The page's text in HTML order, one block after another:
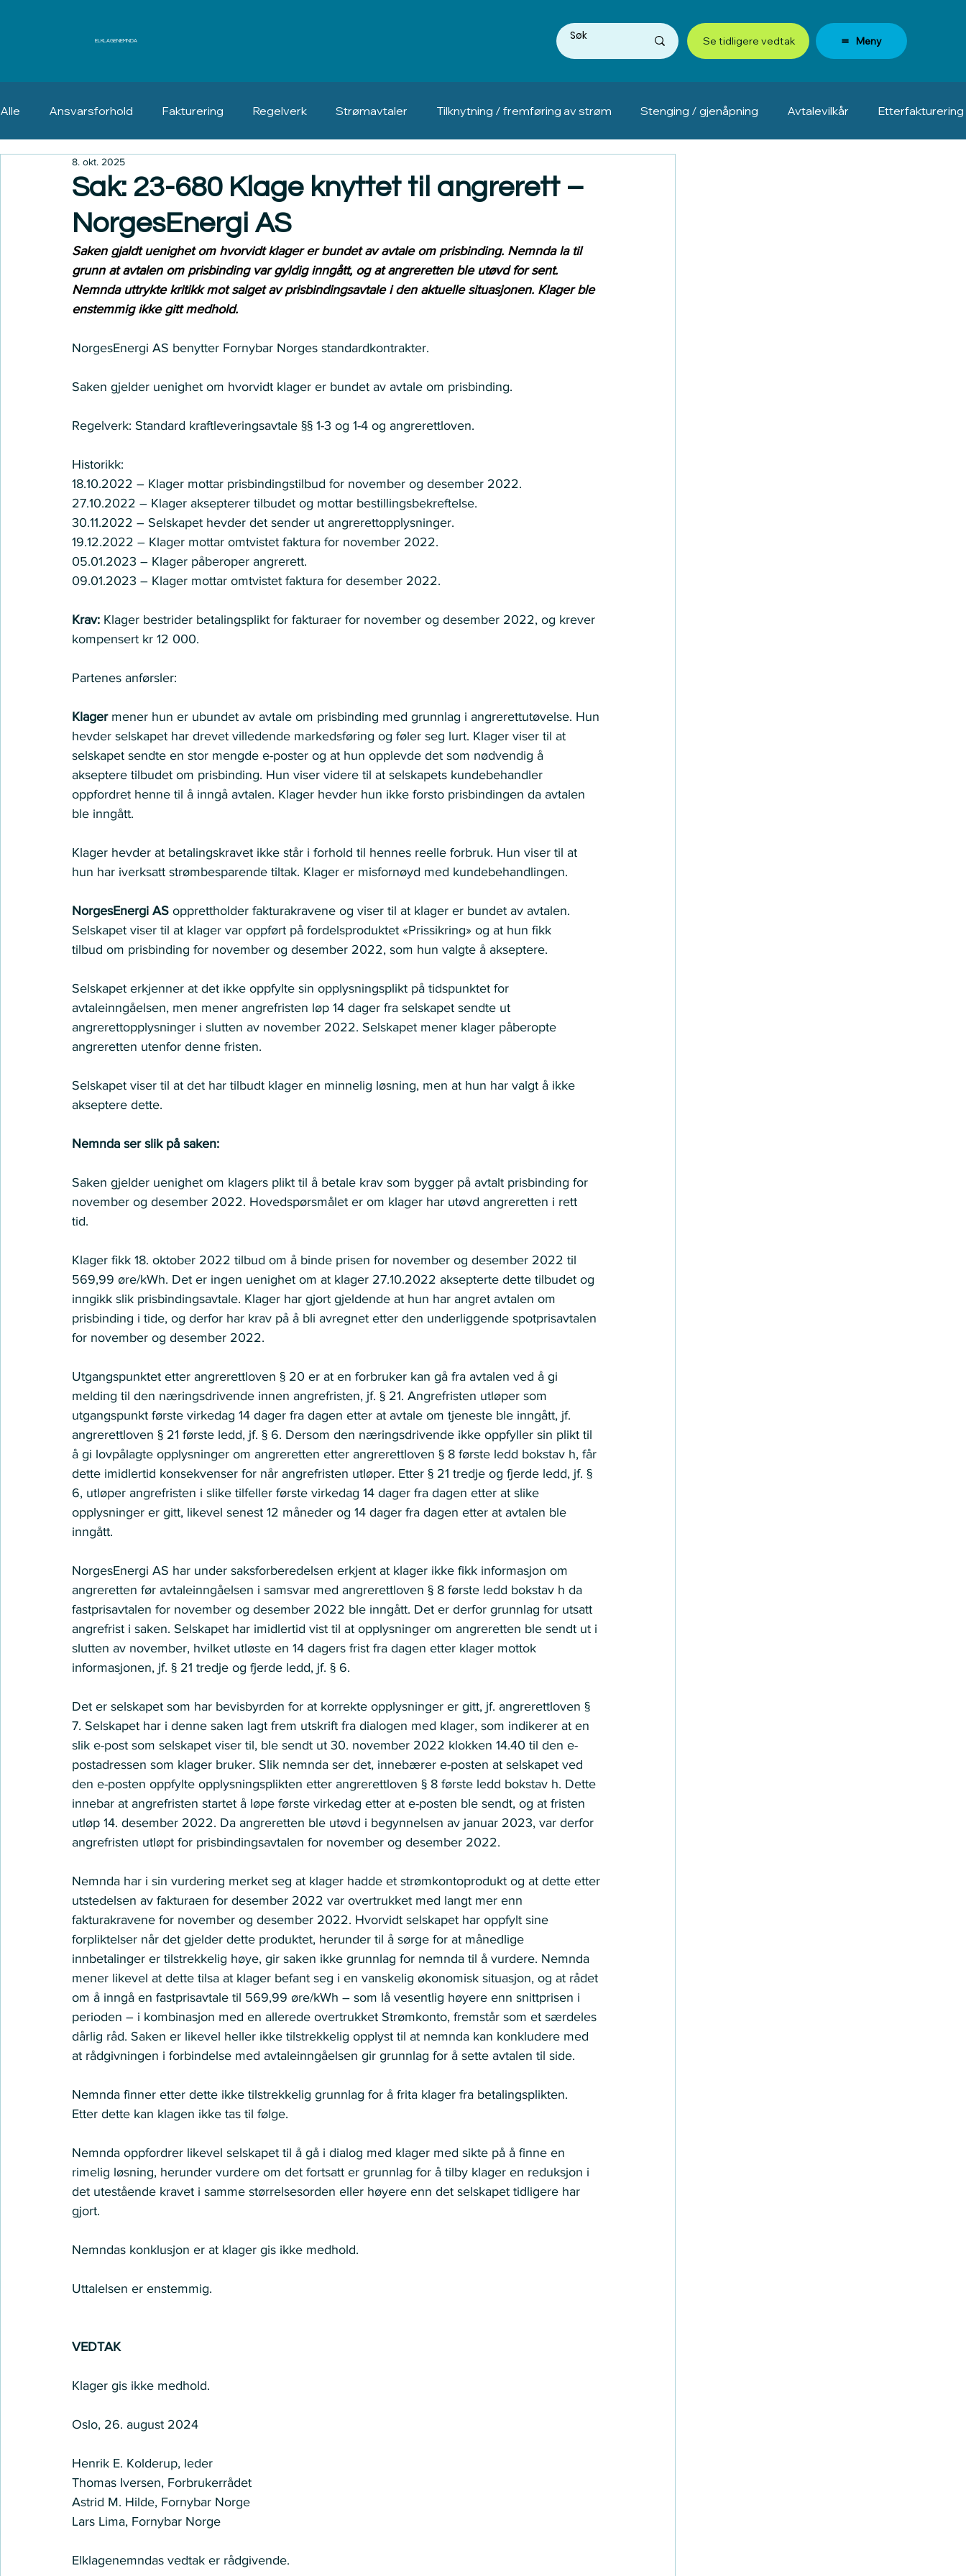
ELKLAGENEMNDA Se tidligere vedtak Meny
Alle Ansvarsforhold Fakturering Regelverk Strømavtaler Tilknytning / fremføring av strøm Stenging / gjenåpning Avtalevilkår Etterfakturering
Erstatning Angrerett
Sak: 23-680 Klage knyttet til angrerett –
NorgesEnergi AS
8. okt. 2025
Saken gjaldt uenighet om hvorvidt klager er bundet av avtale om prisbinding. Nemnda la til
grunn at avtalen om prisbinding var gyldig inngått, og at angreretten ble utøvd for sent.
Nemnda uttrykte kritikk mot salget av prisbindingsavtale i den aktuelle situasjonen. Klager ble
enstemmig ikke gitt medhold.
NorgesEnergi AS benytter Fornybar Norges standardkontrakter.
Saken gjelder uenighet om hvorvidt klager er bundet av avtale om prisbinding.
Regelverk: Standard kraftleveringsavtale §§ 1-3 og 1-4 og angrerettloven.
Historikk:
18.10.2022 – Klager mottar prisbindingstilbud for november og desember 2022.
27.10.2022 – Klager aksepterer tilbudet og mottar bestillingsbekreftelse.
30.11.2022 – Selskapet hevder det sender ut angrerettopplysninger.
19.12.2022 – Klager mottar omtvistet faktura for november 2022.
05.01.2023 – Klager påberoper angrerett.
09.01.2023 – Klager mottar omtvistet faktura for desember 2022.
Krav: Klager bestrider betalingsplikt for fakturaer for november og desember 2022, og krever
kompensert kr 12 000.
Partenes anførsler:
Klager mener hun er ubundet av avtale om prisbinding med grunnlag i angrerettutøvelse. Hun
hevder selskapet har drevet villedende markedsføring og føler seg lurt. Klager viser til at
selskapet sendte en stor mengde e-poster og at hun opplevde det som nødvendig å
akseptere tilbudet om prisbinding. Hun viser videre til at selskapets kundebehandler
oppfordret henne til å inngå avtalen. Klager hevder hun ikke forsto prisbindingen da avtalen
ble inngått.
Klager hevder at betalingskravet ikke står i forhold til hennes reelle forbruk. Hun viser til at
hun har iverksatt strømbesparende tiltak. Klager er misfornøyd med kundebehandlingen.
NorgesEnergi AS opprettholder fakturakravene og viser til at klager er bundet av avtalen.
Selskapet viser til at klager var oppført på fordelsproduktet «Prissikring» og at hun fikk
tilbud om prisbinding for november og desember 2022, som hun valgte å akseptere.
Selskapet erkjenner at det ikke oppfylte sin opplysningsplikt på tidspunktet for
avtaleinngåelsen, men mener angrefristen løp 14 dager fra selskapet sendte ut
angrerettopplysninger i slutten av november 2022. Selskapet mener klager påberopte
angreretten utenfor denne fristen.
Selskapet viser til at det har tilbudt klager en minnelig løsning, men at hun har valgt å ikke
akseptere dette.
Nemnda ser slik på saken:
Saken gjelder uenighet om klagers plikt til å betale krav som bygger på avtalt prisbinding for
november og desember 2022. Hovedspørsmålet er om klager har utøvd angreretten i rett
tid.
Klager fikk 18. oktober 2022 tilbud om å binde prisen for november og desember 2022 til
569,99 øre/kWh. Det er ingen uenighet om at klager 27.10.2022 aksepterte dette tilbudet og
inngikk slik prisbindingsavtale. Klager har gjort gjeldende at hun har angret avtalen om
prisbinding i tide, og derfor har krav på å bli avregnet etter den underliggende spotprisavtalen
for november og desember 2022.
Utgangspunktet etter angrerettloven § 20 er at en forbruker kan gå fra avtalen ved å gi
melding til den næringsdrivende innen angrefristen, jf. § 21. Angrefristen utløper som
utgangspunkt første virkedag 14 dager fra dagen etter at avtale om tjeneste ble inngått, jf.
angrerettloven § 21 første ledd, jf. § 6. Dersom den næringsdrivende ikke oppfyller sin plikt til
å gi lovpålagte opplysninger om angreretten etter angrerettloven § 8 første ledd bokstav h, får
dette imidlertid konsekvenser for når angrefristen utløper. Etter § 21 tredje og fjerde ledd, jf. §
6, utløper angrefristen i slike tilfeller første virkedag 14 dager fra dagen etter at slike
opplysninger er gitt, likevel senest 12 måneder og 14 dager fra dagen etter at avtalen ble
inngått.
NorgesEnergi AS har under saksforberedelsen erkjent at klager ikke fikk informasjon om
angreretten før avtaleinngåelsen i samsvar med angrerettloven § 8 første ledd bokstav h da
fastprisavtalen for november og desember 2022 ble inngått. Det er derfor grunnlag for utsatt
angrefrist i saken. Selskapet har imidlertid vist til at opplysninger om angreretten ble sendt ut i
slutten av november, hvilket utløste en 14 dagers frist fra dagen etter klager mottok
informasjonen, jf. § 21 tredje og fjerde ledd, jf. § 6.
Det er selskapet som har bevisbyrden for at korrekte opplysninger er gitt, jf. angrerettloven §
7. Selskapet har i denne saken lagt frem utskrift fra dialogen med klager, som indikerer at en
slik e-post som selskapet viser til, ble sendt ut 30. november 2022 klokken 14.40 til den e-
postadressen som klager bruker. Slik nemnda ser det, innebærer e-posten at selskapet ved
den e-posten oppfylte opplysningsplikten etter angrerettloven § 8 første ledd bokstav h. Dette
innebar at angrefristen startet å løpe første virkedag etter at e-posten ble sendt, og at fristen
utløp 14. desember 2022. Da angreretten ble utøvd i begynnelsen av januar 2023, var derfor
angrefristen utløpt for prisbindingsavtalen for november og desember 2022.
Nemnda har i sin vurdering merket seg at klager hadde et strømkontoprodukt og at dette etter
utstedelsen av fakturaen for desember 2022 var overtrukket med langt mer enn
fakturakravene for november og desember 2022. Hvorvidt selskapet har oppfylt sine
forpliktelser når det gjelder dette produktet, herunder til å sørge for at månedlige
innbetalinger er tilstrekkelig høye, gir saken ikke grunnlag for nemnda til å vurdere. Nemnda
mener likevel at dette tilsa at klager befant seg i en vanskelig økonomisk situasjon, og at rådet
om å inngå en fastprisavtale til 569,99 øre/kWh – som lå vesentlig høyere enn snittprisen i
perioden – i kombinasjon med en allerede overtrukket Strømkonto, fremstår som et særdeles
dårlig råd. Saken er likevel heller ikke tilstrekkelig opplyst til at nemnda kan konkludere med
at rådgivningen i forbindelse med avtaleinngåelsen gir grunnlag for å sette avtalen til side.
Nemnda finner etter dette ikke tilstrekkelig grunnlag for å frita klager fra betalingsplikten.
Etter dette kan klagen ikke tas til følge.
Nemnda oppfordrer likevel selskapet til å gå i dialog med klager med sikte på å finne en
rimelig løsning, herunder vurdere om det fortsatt er grunnlag for å tilby klager en reduksjon i
det utestående kravet i samme størrelsesorden eller høyere enn det selskapet tidligere har
gjort.
Nemndas konklusjon er at klager gis ikke medhold.
Uttalelsen er enstemmig.
VEDTAK
Klager gis ikke medhold.
Oslo, 26. august 2024
Henrik E. Kolderup, leder
Thomas Iversen, Forbrukerrådet
Astrid M. Hilde, Fornybar Norge
Lars Lima, Fornybar Norge
Elklagenemndas vedtak er rådgivende.